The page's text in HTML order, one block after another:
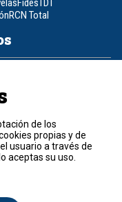
RCN Total
de los
propias y de
usuario a través de
aceptas su uso.